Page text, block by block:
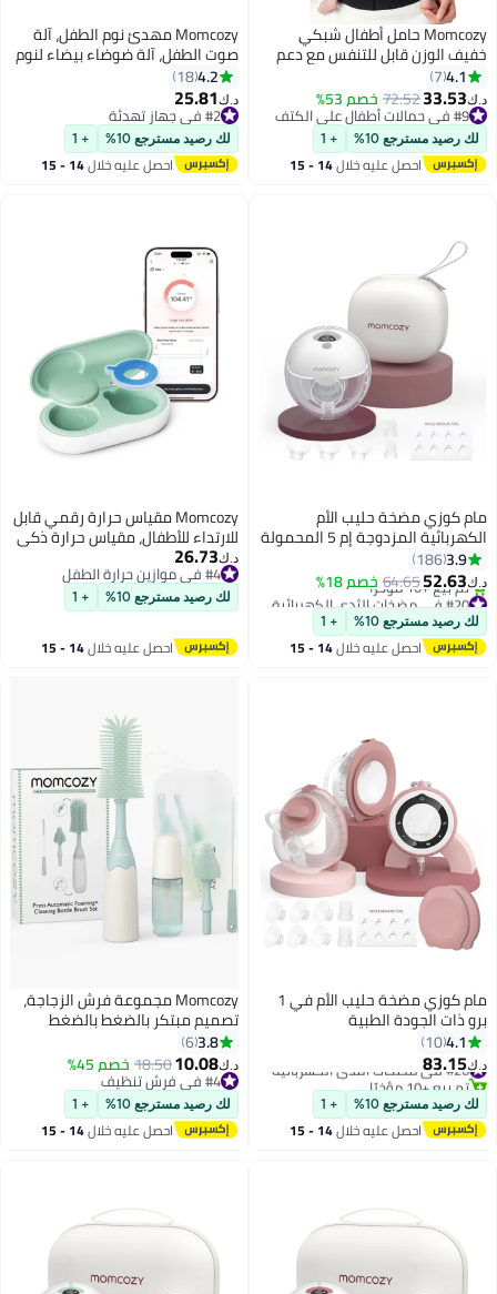
Momcozy حامل أطفال شبكي
خفيف الوزن قابل للتنفس مع دعم
قطني محسن، من 7 إلى 44 رطلاً
4.1
7
د.ك‏33.53
72.52خصم 53%
#9 في حمالات أطفال على الكتف
#9 في حمالات أطفال على الكتف
لك رصيد مسترجع 10% + 1
احصل عليه خلال 14 - 15
Momcozy مهدئ نوم الطفل، آلة
صوت الطفل، آلة ضوضاء بيضاء لنوم
الطفل مع ضوء ليلي، مدرب نوم
مؤقت، جهاز تحكم عن بعد من خلال
التطبيق
4.2
18
د.ك‏25.81
#2 في جهاز تهدئة
#2 في جهاز تهدئة
لك رصيد مسترجع 10% + 1
احصل عليه خلال 14 - 15
مام كوزي مضخة حليب الأم
الكهربائية المزدوجة إم 5 المحمولة
و9 مستويات، باللون الأحمر.
3.9
186
د.ك‏52.63
64.65خصم 18%
#20 في مضخات الثدي الكهربائية
باقي 1 وحدات في المخزون
تم بيع +10 مؤخرًا
#20 في مضخات الثدي الكهربائية
لك رصيد مسترجع 10% + 1
احصل عليه خلال 14 - 15
Momcozy مقياس حرارة رقمي قابل
للارتداء للأطفال، مقياس حرارة ذكي
بتقنية البلوتوث بدقة طبية، قراءة
فورية، مراقبة في الوقت الحقيقي
عبر التطبيق للرضع والأطفال،
ملصقات 3M مضادة للحساسية
د.ك‏26.73
#4 في موازين حرارة الطفل
#4 في موازين حرارة الطفل
لك رصيد مسترجع 10% + 1
احصل عليه خلال 14 - 15
مام كوزي مضخة حليب الأم في 1
برو ذات الجودة الطبية
للمستشفيات، مضخة كهربائية
مضخة محمولة وقابلة للارتداء ودون
مستوى.
4.1
10
د.ك‏83.15
#26 في مضخات الثدي الكهربائية
تم بيع +10 مؤخرًا
#26 في مضخات الثدي الكهربائية
لك رصيد مسترجع 10% + 1
احصل عليه خلال 14 - 15
Momcozy مجموعة فرش الزجاجة،
تصميم مبتكر بالضغط بالضغط
لتنظيف أفضل - فرشاة تنظيف
زجاجات الأطفال لزجاجات الأطفال
ومضخات الثدي والحلمات
3.8
6
د.ك‏10.08
18.50خصم 45%
#4 في فرش تنظيف
#4 في فرش تنظيف
لك رصيد مسترجع 10% + 1
احصل عليه خلال 14 - 15